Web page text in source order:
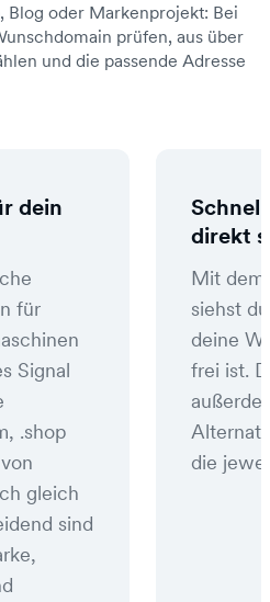
Blog oder Markenprojekt: Bei
prüfen, aus über
und die passende Adresse
dein
für
Signal
.shop
gleich
sind
direkt
Mit dem
siehst
deine
frei ist.
die